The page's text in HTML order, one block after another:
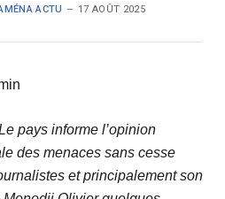
ACTU 17 AOÛT 2025
pays informe l’opinion
des menaces sans cesse
et principalement son